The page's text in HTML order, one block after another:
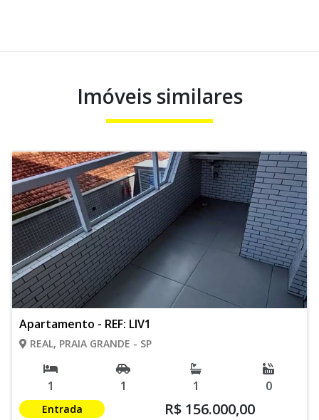
Imóveis similares
Apartamento - REF: LIV1
REAL, PRAIA GRANDE - SP
1 1 1 0
Entrada R$ 156.000,00